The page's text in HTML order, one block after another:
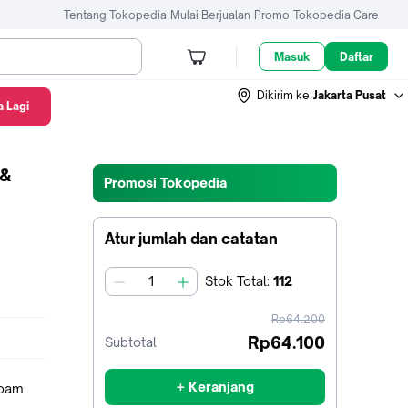
Tentang Tokopedia Mulai Berjualan Promo Tokopedia Care
Masuk Daftar
Dikirim ke Jakarta Pusat
Promosi Tokopedia
Atur jumlah dan catatan
jumlah Stok Total: 112
harga
sebelum
Rp64.200
Subtotal Rp64.100
+ Keranjang
Lagi